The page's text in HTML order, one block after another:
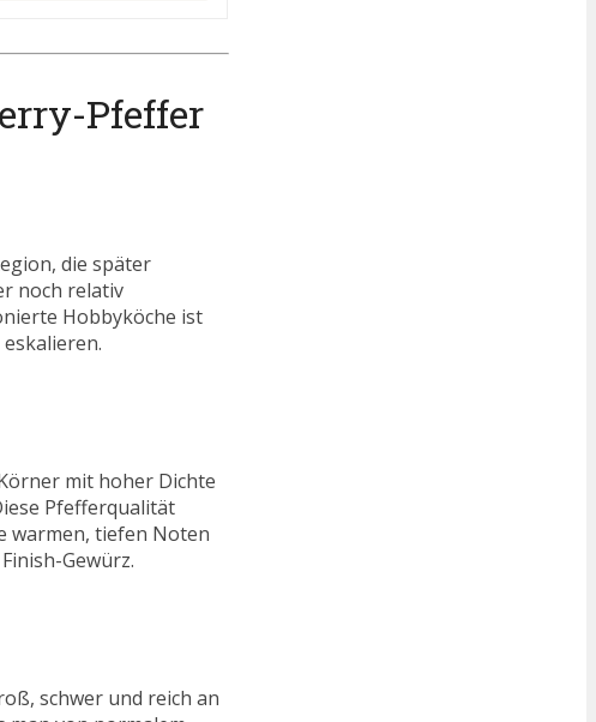
Pfeffer
die später
noch relativ
Hobbyköche ist
mit hoher Dichte
Pfefferqualität
warmen, tiefen Noten
Gewürz.
schwer und reich an